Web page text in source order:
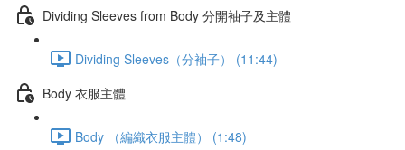
Dividing Sleeves from Body 分開袖子及主體
Dividing Sleeves（分袖子） (11:44)
Body 衣服主體
Body （編織衣服主體） (1:48)